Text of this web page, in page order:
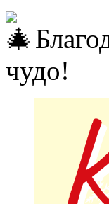
чудо!